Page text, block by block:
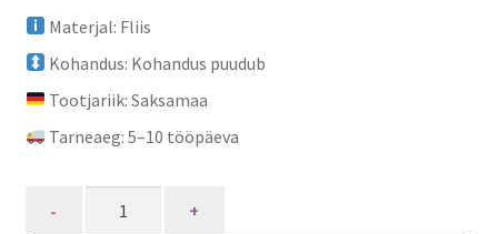
Materjal: Fliis
Kohandus: Kohandus puudub
Tootjariik: Saksamaa
Tarneaeg: 5–10 tööpäeva